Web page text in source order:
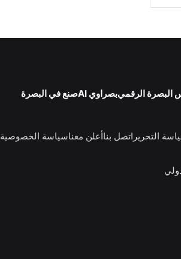
البصرة الرقميبصراوي AI صنع في البصرة
التحرير اتصل بناأعلن معناسياسة الخصوصية